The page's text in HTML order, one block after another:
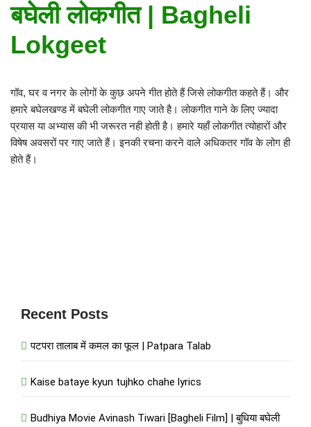
बघेली लोकगीत | Bagheli
Lokgeet
गॉव, घर व नगर के लोगों के कुछ अपने गीत होते हैं जिसे लोकगीत कहते हैं। और
हमारे बघेलखण्ड में बघेली लोकगीत गाए जाते है। लोकगीत गाने के लिए ज्यादा
प्रयास या अभ्यास की भी जरूरत नही होती है। हमारे यहाँ लोकगीत त्योहारों और
विषेष अवसरों पर गाए जाते हैं। इनकी रचना करने वाले अधिकतर गॉव के लोग ही
होते हैं।
Recent Posts
पटपरा तालाब में कमल का फूल | Patpara Talab
Kaise bataye kyun tujhko chahe lyrics
Budhiya Movie Avinash Tiwari [Bagheli Film] | बुधिया बघेली